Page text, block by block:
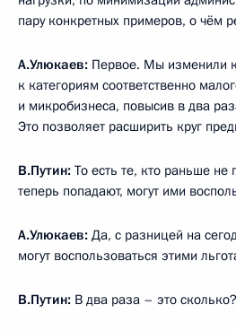
пару конкретных примеров, о чём
А.Улюкаев: Первое. Мы изменили
к категориям соответственно
и микробизнеса, повысив в два
Это позволяет расширить круг
В.Путин: То есть те, кто раньше не
теперь попадают, могут ими
А.Улюкаев: Да, с разницей на
могут воспользоваться этими
В.Путин: В два раза – это сколько?